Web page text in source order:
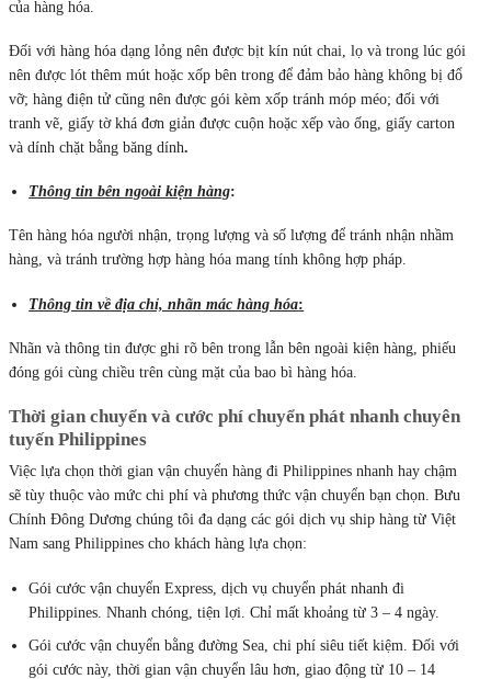
của hàng hóa.
Đối với hàng hóa dạng lỏng nên được bịt kín nút chai, lọ và trong lúc gói
nên được lót thêm mút hoặc xốp bên trong để đảm bảo hàng không bị đổ
vỡ; hàng điện tử cũng nên được gói kèm xốp tránh móp méo; đối với
tranh vẽ, giấy tờ khá đơn giản được cuộn hoặc xếp vào ống, giấy carton
và dính chặt bằng băng dính.
Thông tin bên ngoài kiện hàng:
Tên hàng hóa người nhận, trọng lượng và số lượng để tránh nhận nhầm
hàng, và tránh trường hợp hàng hóa mang tính không hợp pháp.
Thông tin về địa chỉ, nhãn mác hàng hóa:
Nhãn và thông tin được ghi rõ bên trong lẫn bên ngoài kiện hàng, phiếu
đóng gói cùng chiều trên cùng mặt của bao bì hàng hóa.
Thời gian chuyển và cước phí chuyển phát nhanh chuyên
tuyến Philippines
Việc lựa chọn thời gian vận chuyển hàng đi Philippines nhanh hay chậm
sẽ tùy thuộc vào mức chi phí và phương thức vận chuyển bạn chọn. Bưu
Chính Đông Dương chúng tôi đa dạng các gói dịch vụ ship hàng từ Việt
Nam sang Philippines cho khách hàng lựa chọn:
Gói cước vận chuyển Express, dịch vụ chuyển phát nhanh đi
Philippines. Nhanh chóng, tiện lợi. Chỉ mất khoảng từ 3 – 4 ngày.
Gói cước vận chuyển bằng đường Sea, chi phí siêu tiết kiệm. Đối với
gói cước này, thời gian vận chuyển lâu hơn, giao động từ 10 – 14